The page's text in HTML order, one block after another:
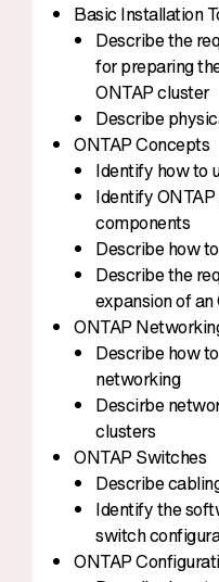
Basic Installation
Describe the
for preparing
ONTAP cluster
Describe
ONTAP Concepts
Identify how to
Identify
components
Describe how
Describe the
expansion of
ONTAP
Describe how
networking
Descirbe
clusters
ONTAP Switches
Describe
Identify the
switch
ONTAP